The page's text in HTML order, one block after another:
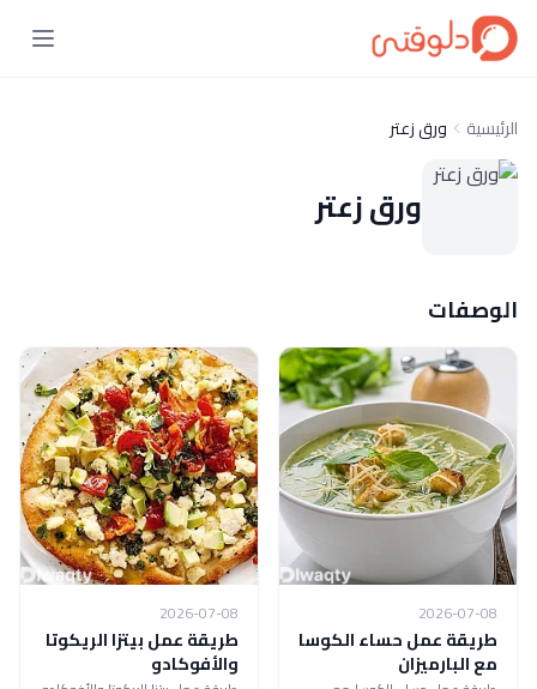
الرئيسية ورق زعتر
ورق زعتر
الوصفات
2026-07-08
طريقة عمل حساء الكوسا
مع البارميزان
2026-07-08
طريقة عمل بيتزا الريكوتا
والأفوكادو